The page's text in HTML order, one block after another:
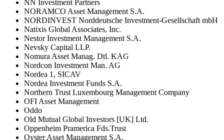
NN Investment Partners
NORAMCO Asset Management S.A.
NORDINVEST Norddeutsche Investment-Gesellschaft mbH
Natixis Global Associates, Inc.
Nestor Investment Management S.A.
Nevsky Capital LLP.
Nomura Asset Manag. Dtl. KAG
Nordcon Investment Man. AG
Nordea 1, SICAV
Nordea Investment Funds S.A.
Northern Trust Luxembourg Management Company
OFI Asset Management
Oddo
Old Mutual Global Investors [UK] Ltd.
Oppenheim Pramerica Fds.Trust
Oyster Asset Management S.A.